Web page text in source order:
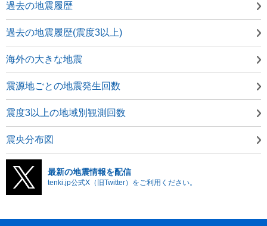
過去の地震履歴
過去の地震履歴(震度3以上)
海外の大きな地震
震源地ごとの地震発生回数
震度3以上の地域別観測回数
震央分布図
最新の地震情報を配信
tenki.jp公式X（旧Twitter）をご利用ください。